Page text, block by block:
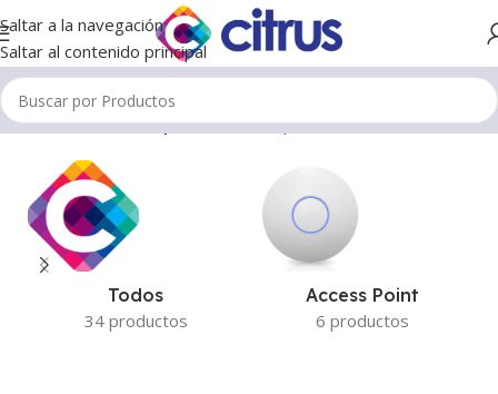
Saltar a la navegación
Saltar al contenido principal
Inicio/Productos etiquetados “UBIQUITI”
Todos
34 productos
Access Point
6 productos